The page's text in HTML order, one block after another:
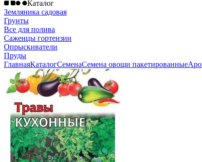
Каталог
Земляника садовая
Грунты
Все для полива
Саженцы гортензии
Опрыскиватели
Пруды
ГлавнаяКаталогСеменаСемена овощи пакетированные